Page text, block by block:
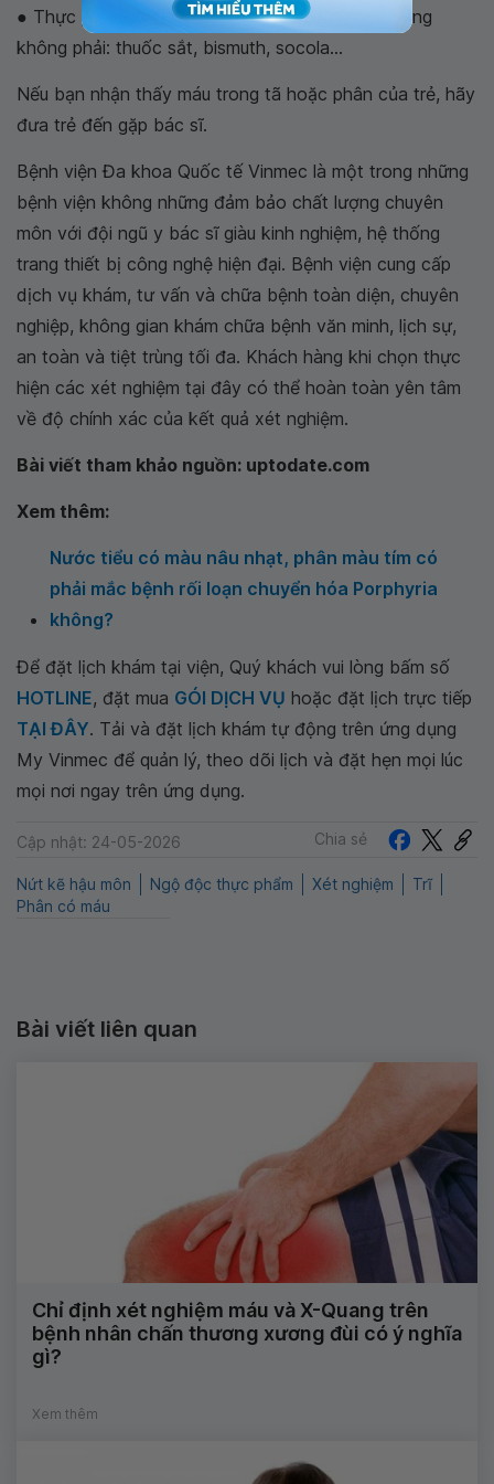
● Thực phẩm và thuốc trông giống như máu nhưng
không phải: thuốc sắt, bismuth, socola...
Nếu bạn nhận thấy máu trong tã hoặc phân của trẻ, hãy
đưa trẻ đến gặp bác sĩ.
Bệnh viện Đa khoa Quốc tế Vinmec là một trong những
bệnh viện không những đảm bảo chất lượng chuyên
môn với đội ngũ y bác sĩ giàu kinh nghiệm, hệ thống
trang thiết bị công nghệ hiện đại. Bệnh viện cung cấp
dịch vụ khám, tư vấn và chữa bệnh toàn diện, chuyên
nghiệp, không gian khám chữa bệnh văn minh, lịch sự,
an toàn và tiệt trùng tối đa. Khách hàng khi chọn thực
hiện các xét nghiệm tại đây có thể hoàn toàn yên tâm
về độ chính xác của kết quả xét nghiệm.
Bài viết tham khảo nguồn: uptodate.com
Xem thêm:
Nước tiểu có màu nâu nhạt, phân màu tím có
phải mắc bệnh rối loạn chuyển hóa Porphyria
không?
Để đặt lịch khám tại viện, Quý khách vui lòng bấm số
HOTLINE, đặt mua GÓI DỊCH VỤ hoặc đặt lịch trực tiếp
TẠI ĐÂY. Tải và đặt lịch khám tự động trên ứng dụng
My Vinmec để quản lý, theo dõi lịch và đặt hẹn mọi lúc
mọi nơi ngay trên ứng dụng.
Cập nhật: 24-05-2026 Chia sẻ
Nứt kẽ hậu môn Ngộ độc thực phẩm Xét nghiệm
Trĩ
Phân có máu
Bài viết liên quan
Chỉ định xét nghiệm máu và X-Quang trên
bệnh nhân chấn thương xương đùi có ý nghĩa
gì?
Xem thêm